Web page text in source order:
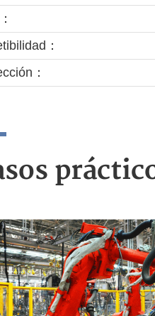
：
：